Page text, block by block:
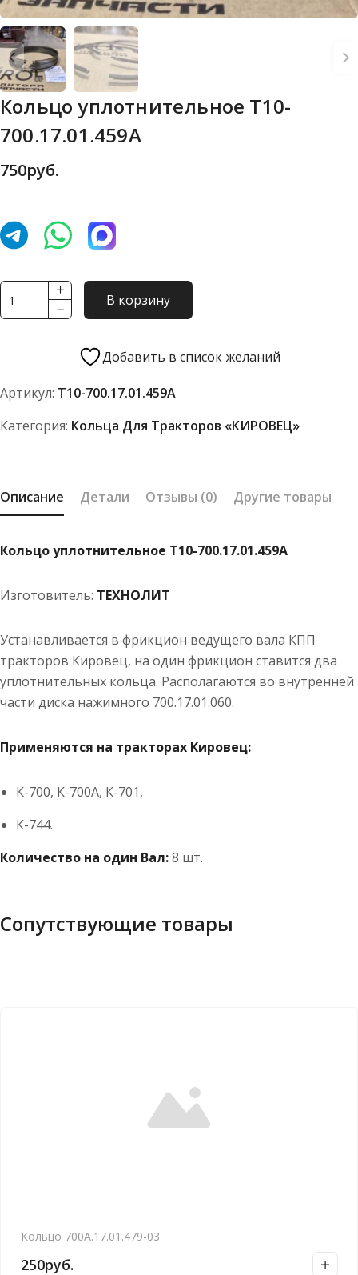
Кольцо уплотнительное Т10-
700.17.01.459А
750руб.
Количество
товара
уплотнительное
700.17.01.459А
В корзину
Добавить в список желаний
Артикул: Т10-700.17.01.459А
Категория: Кольца Для Тракторов «КИРОВЕЦ»
Описание Детали Отзывы (0) Другие товары
Кольцо уплотнительное Т10-700.17.01.459А
Изготовитель: ТЕХНОЛИТ
Устанавливается в фрикцион ведущего вала КПП
тракторов Кировец, на один фрикцион ставится два
уплотнительных кольца. Располагаются во внутренней
части диска нажимного 700.17.01.060.
Применяются на тракторах Кировец:
К-700, К-700А, К-701,
К-744.
Количество на один Вал:8 шт.
Сопутствующие товары
Кольцо 700А.17.01.479-03
250руб.